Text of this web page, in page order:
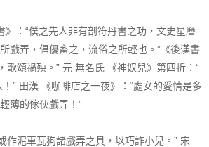
》：“僕之先人非有剖符丹書之功，文史星曆
戲弄，倡優畜之，流俗之所輕也。”《後漢書
歌頌禍殃。” 元 無名氏 《神奴兒》第四折：“
” 田漢 《咖啡店之一夜》：“處女的愛情是多
薄的傢伙戲弄！”
作泥車瓦狗諸戲弄之具，以巧詐小兒。” 宋